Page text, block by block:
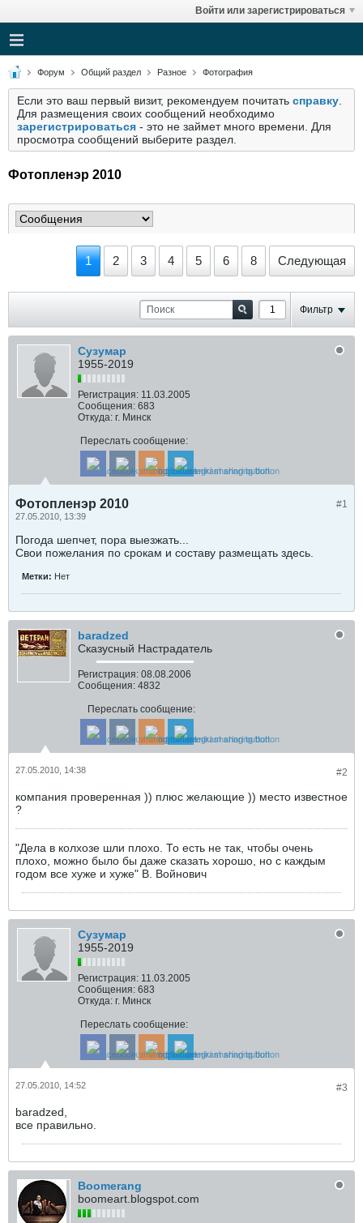
Войти или зарегистрироваться
Форум Общий раздел Разное Фотография
Если это ваш первый визит, рекомендуем почитать справку
Для размещения своих сообщений необходимо
зарегистрироваться - это не займет много времени. Для
просмотра сообщений выберите раздел.
Фотопленэр 2010
1 2 3 4 5 6 8 Следующая
Фильтр
Сузумар
1955-2019
Регистрация: 11.03.2005
Сообщения: 683
Откуда: г. Минск
Переслать сообщение:
#1
Фотопленэр 2010
27.05.2010, 13:39
Погода шепчет, пора выезжать...
Свои пожелания по срокам и составу размещать здесь.
Метки: Нет
baradzed
Сказусный Настрадатель
Регистрация: 08.08.2006
Сообщения: 4832
Переслать сообщение:
#2
27.05.2010, 14:38
компания проверенная )) плюс желающие )) место известное
?
"Дела в колхозе шли плохо. То есть не так, чтобы очень
плохо, можно было бы даже сказать хорошо, но с каждым
годом все хуже и хуже" В. Войнович
Сузумар
1955-2019
Регистрация: 11.03.2005
Сообщения: 683
Откуда: г. Минск
Переслать сообщение:
#3
27.05.2010, 14:52
baradzed,
все правильно.
Boomerang
boomeart.blogspot.com